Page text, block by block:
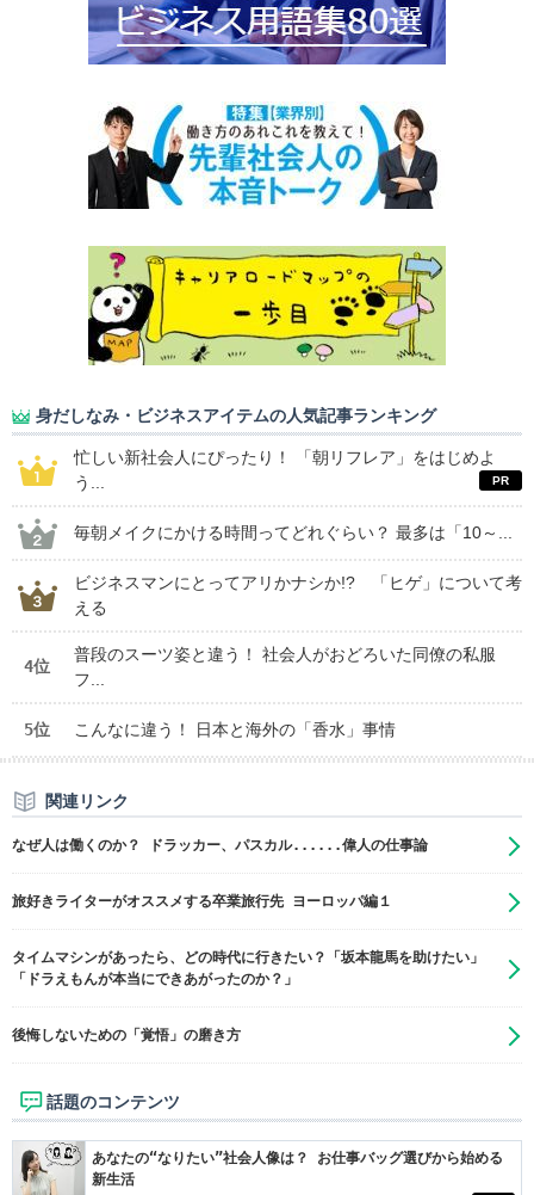
身だしなみ・ビジネスアイテムの人気記事ランキング
忙しい新社会人にぴったり！ 「朝リフレア」をはじめよ
う...
毎朝メイクにかける時間ってどれぐらい？ 最多は「10～...
ビジネスマンにとってアリかナシか!? 「ヒゲ」について考
える
4位
普段のスーツ姿と違う！ 社会人がおどろいた同僚の私服
フ...
5位 こんなに違う！ 日本と海外の「香水」事情
関連リンク
なぜ人は働くのか？ ドラッカー、パスカル......偉人の仕事論
旅好きライターがオススメする卒業旅行先 ヨーロッパ編１
タイムマシンがあったら、どの時代に行きたい？「坂本龍馬を助けたい」
「ドラえもんが本当にできあがったのか？」
後悔しないための「覚悟」の磨き方
話題のコンテンツ
あなたの“なりたい”社会人像は？ お仕事バッグ選びから始める
新生活